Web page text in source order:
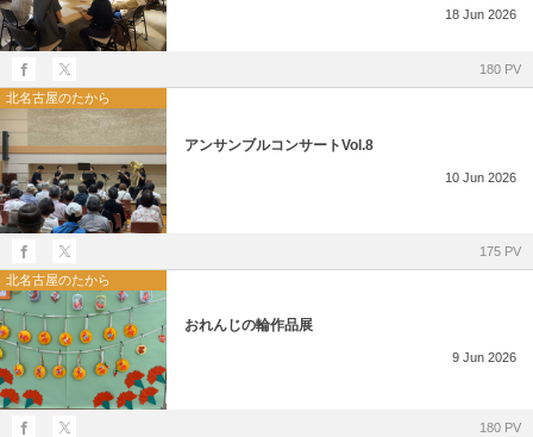
18 Jun 2026
180 PV
北名古屋のたから
アンサンブルコンサートVol.8
10 Jun 2026
175 PV
北名古屋のたから
おれんじの輪作品展
9 Jun 2026
180 PV